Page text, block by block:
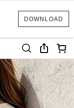
DOWNLOAD